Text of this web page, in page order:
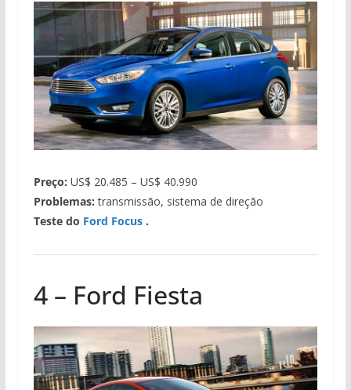
Preço: US$ 20.485 – US$ 40.990
Problemas: transmissão, sistema de direção
Teste do Ford Focus.
4 – Ford Fiesta